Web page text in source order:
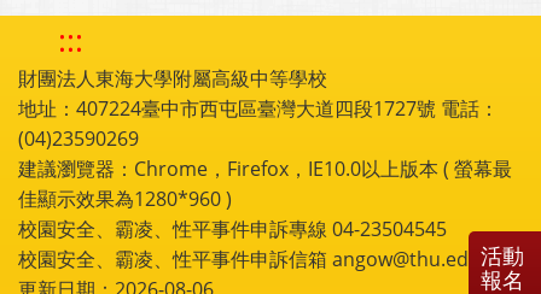
:::
財團法人東海大學附屬高級中等學校
地址：407224臺中市西屯區臺灣大道四段1727號 電話：
(04)23590269
建議瀏覽器：Chrome，Firefox，IE10.0以上版本 ( 螢幕最
佳顯示效果為1280*960 )
校園安全、霸凌、性平事件申訴專線 04-23504545
校園安全、霸凌、性平事件申訴信箱 angow@thu.edu.tw
更新日期：2026-08-06
活動
報名